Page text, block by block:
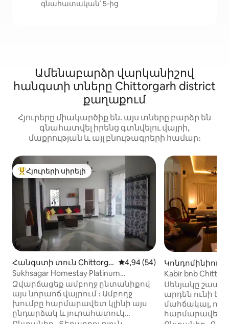
գնահատական՝ 5-ից
Ամենաբարձր վարկանիշով
հանգստի տները Chittorgarh district
քաղաքում
Հյուրերը միակարծիք են. այս տները բարձր են
գնահատվել իրենց գտնվելու վայրի,
մաքրության և այլ բնութագրերի համար։
Հյուրերի սիրելի լավագույն տները
Հյուրերի սիրելի
Հանգստի տուն Chittorga
rh-ում
Միջին վարկանիշը՝ 5-ից
4,94 (54)
Sukhsagar Homestay Platinum
բնակարան
Զվարճացեք ամբողջ ընտանիքով
այս նորաոճ վայրում ։ Ամբողջ
խումբը հարմարավետ կլինի այս
ընդարձակ և յուրահատուկ
Կոնդոմինիում
-ում
Kabir bnb
Սենյակը շատ
արդեն ունի
մահճակալ,